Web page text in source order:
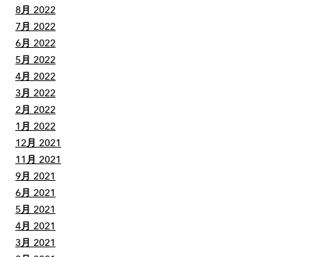
8月 2022
7月 2022
6月 2022
5月 2022
4月 2022
3月 2022
2月 2022
1月 2022
12月 2021
11月 2021
9月 2021
6月 2021
5月 2021
4月 2021
3月 2021